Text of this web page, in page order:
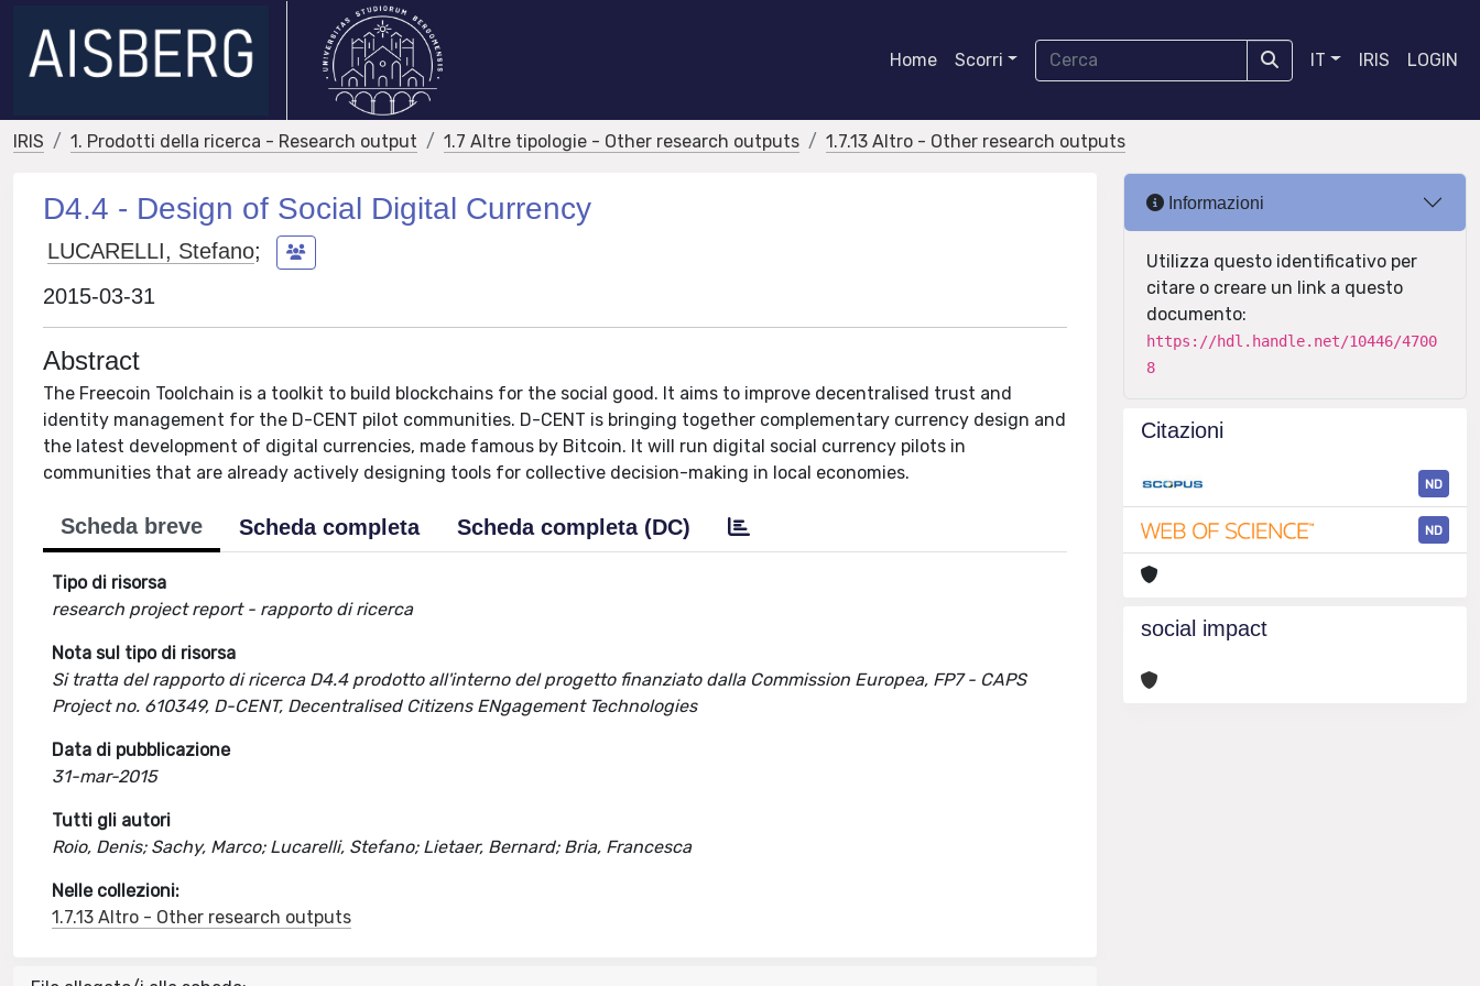
Home Scorri IT IRIS LOGIN
IRIS 1. Prodotti della ricerca - Research output 1.7 Altre tipologie - Other research outputs 1.7.13 Altro - Other research outputs
D4.4 - Design of Social Digital Currency
LUCARELLI, Stefano;
2015-03-31
Abstract
The Freecoin Toolchain is a toolkit to build blockchains for the social good. It aims to improve decentralised trust and
identity management for the D-CENT pilot communities. D-CENT is bringing together complementary currency design and
the latest development of digital currencies, made famous by Bitcoin. It will run digital social currency pilots in
communities that are already actively designing tools for collective decision-making in local economies.
Scheda breve Scheda completa Scheda completa (DC)
Tipo di risorsa
research project report - rapporto di ricerca
Nota sul tipo di risorsa
Si tratta del rapporto di ricerca D4.4 prodotto all'interno del progetto finanziato dalla Commission Europea, FP7 - CAPS
Project no. 610349, D-CENT, Decentralised Citizens ENgagement Technologies
Data di pubblicazione
31-mar-2015
Tutti gli autori
Roio, Denis; Sachy, Marco; Lucarelli, Stefano; Lietaer, Bernard; Bria, Francesca
Nelle collezioni:
1.7.13 Altro - Other research outputs
Informazioni
Utilizza questo identificativo per
citare o creare un link a questo
documento:
https://hdl.handle.net/10446/4700
8
Citazioni
ND
ND
social impact